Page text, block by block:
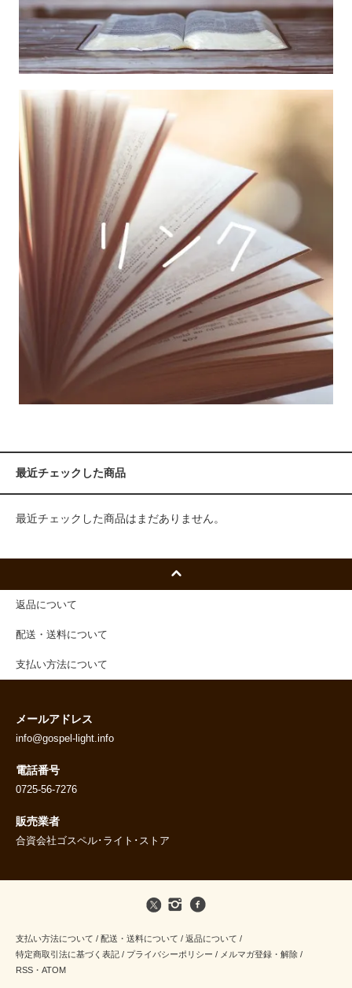
最近チェックした商品
最近チェックした商品はまだありません。
返品について
配送・送料について
支払い方法について
メールアドレス
info@gospel-light.info
電話番号
0725-56-7276
販売業者
合資会社ゴスペル･ライト･ストア
支払い方法について / 配送・送料について / 返品について /
特定商取引法に基づく表記 / プライバシーポリシー / メルマガ登録・解除 /
RSS ・ ATOM